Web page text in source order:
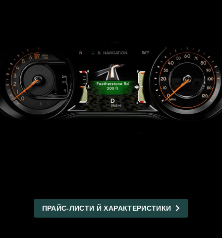
ПРАЙС-ЛИСТИ Й ХАРАКТЕРИСТИКИ